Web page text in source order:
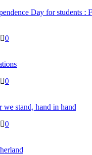
Day for students :
0
0
we stand, hand in hand
0